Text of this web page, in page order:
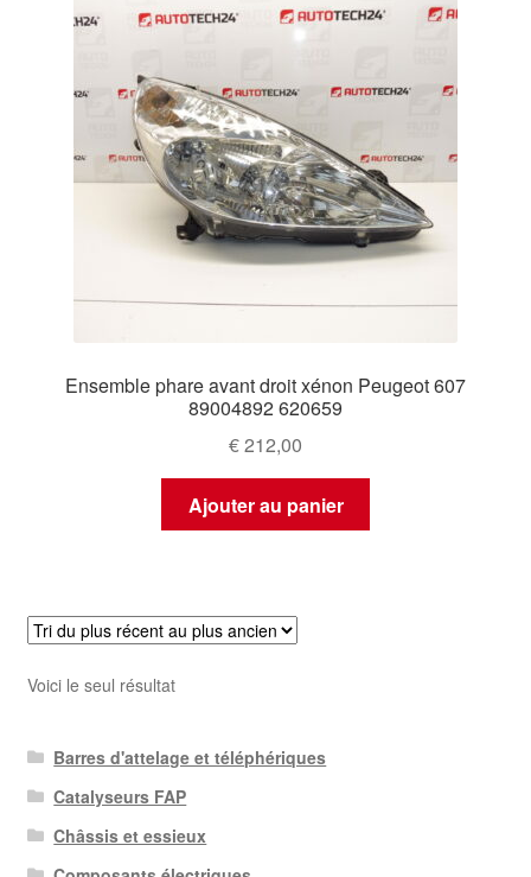
Ensemble phare avant droit xénon Peugeot 607
89004892 620659
€212,00
Ajouter au panier
Voici le seul résultat
Barres d'attelage et téléphériques
Catalyseurs FAP
Châssis et essieux